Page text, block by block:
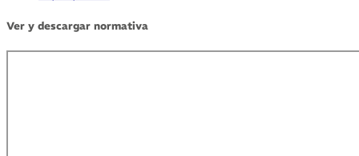
Ver y descargar normativa